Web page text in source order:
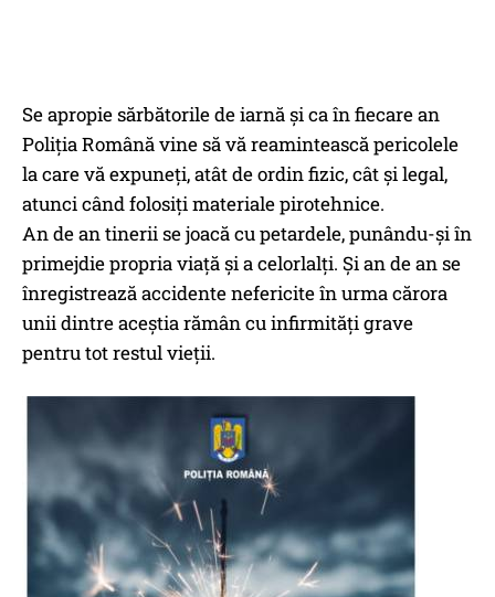
Se apropie sărbătorile de iarnă și ca în fiecare an
Poliția Română vine să vă reamintească pericolele
la care vă expuneți, atât de ordin fizic, cât și legal,
atunci când folosiți materiale pirotehnice.
An de an tinerii se joacă cu petardele, punându-și în
primejdie propria viață și a celorlalți. Și an de an se
înregistrează accidente nefericite în urma cărora
unii dintre aceștia rămân cu infirmități grave
pentru tot restul vieții.